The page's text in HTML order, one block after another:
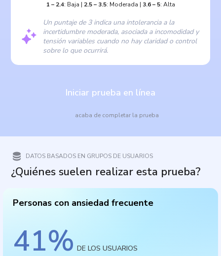
1 – 2.4: Baja | 2.5– 3.5: Moderada | 3.6– 5: Alta
Un puntaje de 3 indica una intolerancia a la
incertidumbre moderada, asociada a incomodidad y
tensión variables cuando no hay claridad o control
sobre lo que ocurrirá.
Iniciar prueba en línea
acaba de completar la prueba
DATOS BASADOS EN GRUPOS DE USUARIOS
¿Quiénes suelen realizar esta prueba?
Personas con ansiedad frecuente
41% DE LOS USUARIOS